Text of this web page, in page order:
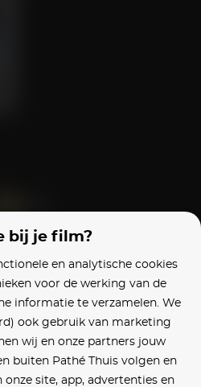
bij je film?
en analytische cookies
voor de werking van de
informatie te verzamelen. We
ook gebruik van marketing
wij en onze partners jouw
buiten Pathé Thuis volgen en
site, app, advertenties en
voorkeuren